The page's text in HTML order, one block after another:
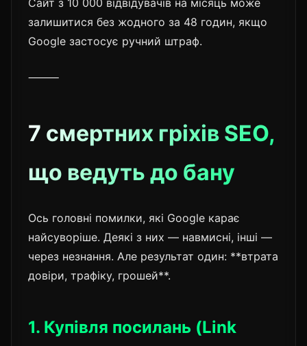
Сайт з 10 000 відвідувачів на місяць може
залишитися без жодного за 48 годин, якщо
Google застосує ручний штраф.
⸻
7 смертних гріхів SEO,
що ведуть до бану
Ось головні помилки, які Google карає
найсуворіше. Деякі з них — навмисні, інші —
через незнання. Але результат один: **втрата
довіри, трафіку, грошей**.
1. Купівля посилань (Link